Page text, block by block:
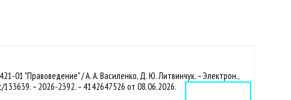
01 "Правоведение" / А. А. Василенко, Д. Ю. Литвинчук. – Электрон.,
133639. – 2026-2392. – 4142647526 от 08.06.2026.